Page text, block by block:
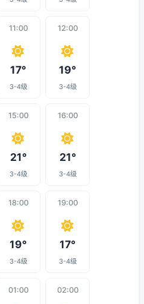
11:00
17°
3-4级
12:00
19°
3-4级
15:00
21°
3-4级
16:00
21°
3-4级
18:00
19°
3-4级
19:00
17°
3-4级
01:00 02:00